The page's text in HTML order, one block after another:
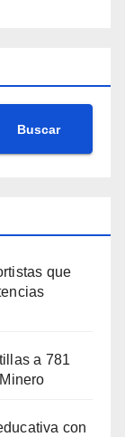
Buscar
que
a 781
con